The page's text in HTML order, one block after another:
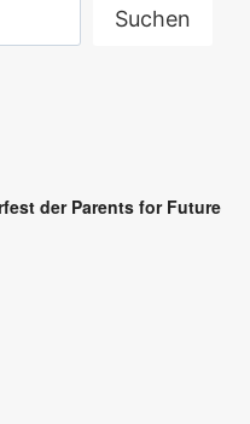
Suchen
der Parents for Future